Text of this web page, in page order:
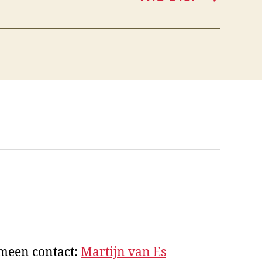
contact: Martijn van Es